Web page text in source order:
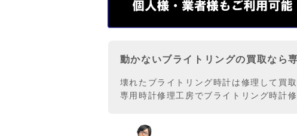
動かないブライトリングの買取なら
壊れたブライトリング時計は修理して買
専用時計修理工房でブライトリング時計